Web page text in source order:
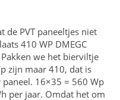
de PVT paneeltjes niet
410 WP DMEGC
we het bierviltje
zijn maar 410, dat is
16×35 = 560 Wp
per jaar. Omdat het om